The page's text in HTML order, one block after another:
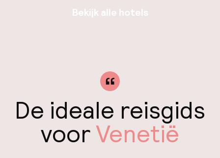
Bekijk alle hotels
De ideale reisgids
voorVenetië